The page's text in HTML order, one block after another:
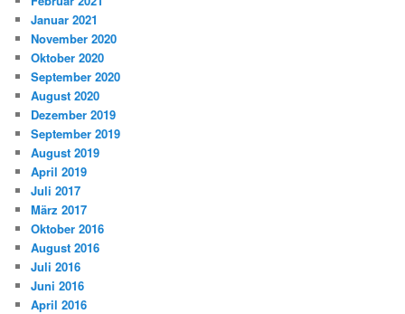
Januar 2021
November 2020
Oktober 2020
September 2020
August 2020
Dezember 2019
September 2019
August 2019
April 2019
Juli 2017
März 2017
Oktober 2016
August 2016
Juli 2016
Juni 2016
April 2016